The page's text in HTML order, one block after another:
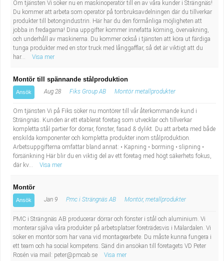
Industriell tillverkning
Installation, drift, underhåll
Kropps- och skönhetsvård
Kultur, media, design
Militärt arbete
Naturbruk
Naturvetenskapligt arbete
Sanering och renhållning
Socialt arbete
Säkerhetsarbete
Behandlingsassistent/Socialpedagog
Tandsköterska
Budbilsförare
Tidningsbud/Tidningsdistributör
Lärare i fritidshem/Fritidspedagog
Taxiförare/Taxichaufför
Läkarsekreterare/Vårdadmin/Medicinsk
Lastbilsförare m.fl.
Fastighetsskötare
Informatör/Kommunikatör
Om tjänsten Vi söker nu en maskinoperatör till en av våra kunder i Strängnäs!
Du kommer att arbeta som operatör på torrbruksavdelningen där du tillverkar
produkter till betongindustrin. Här har du den förmånliga möjligheten att
jobba in fredagarna! Dina uppgifter kommer innefatta körning, övervakning,
och underhåll av maskinerna. Du kommer också i tjänsten att köra ut färdiga
tunga produkter med en stor truck med långgafflar, så det är viktigt att du
har...
Visa mer
Montör till spännande stålproduktion
Ansök Aug 28 Fiks Group AB Montör metallprodukter
Om tjänsten Vi på Fiks söker nu montörer till vår återkommande kund i
Strängnäs. Kunden är ett etablerat företag som utvecklar och tillverkar
kompletta stål partier för dörrar, fönster, fasad & dylikt. Du att arbeta med både
enskilda komponenter och kompletta produkter inom stålproduktion.
Arbetsuppgifterna omfattar bland annat: • Kapning • borrning • slipning •
försänkning Här blir du en viktig del av ett företag med högt säkerhets fokus,
där kv...
Visa mer
Montör
Ansök Jan 9 Pmc i Strängnäs AB Montör, metallprodukter
PMC i Strängnäs AB producerar dörrar och fönster i stål och aluminium. Vi
monterar själva våra produkter på arbetsplatser företrädesvis i Mälardalen. Vi
söker en montör som har vana vid montagearbete. Du måste kunna fungera i
ett team och ha social kompetens. Sänd din ansökan till företagets VD Peter
Rosén via mail: peter@pmcab.se Visa mer